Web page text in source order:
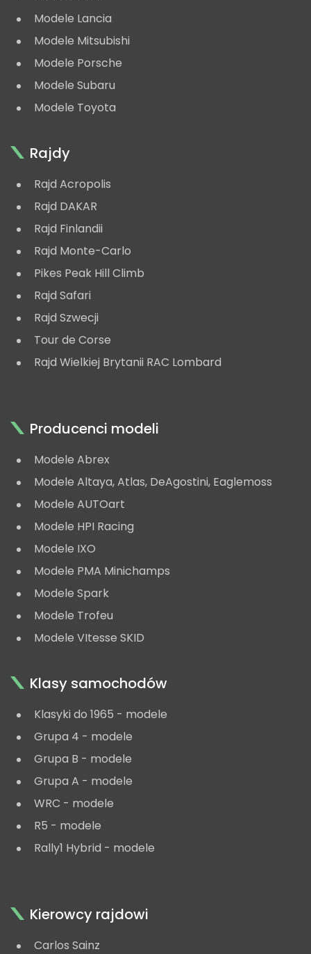
Modele Lancia
Modele Mitsubishi
Modele Porsche
Modele Subaru
Modele Toyota
Rajdy
Rajd Acropolis
Rajd DAKAR
Rajd Finlandii
Rajd Monte-Carlo
Pikes Peak Hill Climb
Rajd Safari
Rajd Szwecji
Tour de Corse
Rajd Wielkiej Brytanii RAC Lombard
Producenci modeli
Modele Abrex
Modele Altaya, Atlas, DeAgostini, Eaglemoss
Modele AUTOart
Modele HPI Racing
Modele IXO
Modele PMA Minichamps
Modele Spark
Modele Trofeu
Modele VItesse SKID
Klasy samochodów
Klasyki do 1965 - modele
Grupa 4 - modele
Grupa B - modele
Grupa A - modele
WRC - modele
R5 - modele
Rally1 Hybrid - modele
Kierowcy rajdowi
Carlos Sainz